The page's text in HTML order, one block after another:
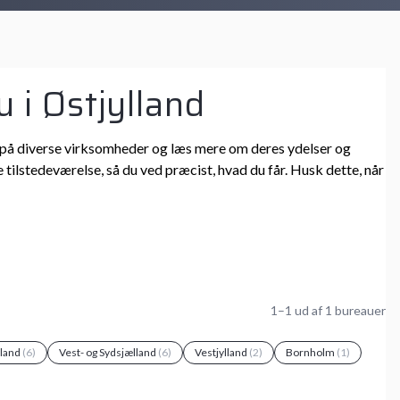
i Østjylland
diverse virksomheder og læs mere om deres ydelser og
så du ved præcist, hvad du får. Husk dette, når
1–1 ud af 1 bureauer
(6) Vest- og Sydsjælland (6) Vestjylland (2) Bornholm (1)